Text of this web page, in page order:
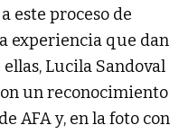
este proceso de
experiencia que dan
ellas, Lucila Sandoval
un reconocimiento
AFA y, en la foto con